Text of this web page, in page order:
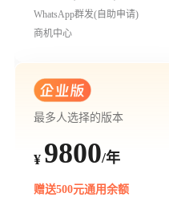
WhatsApp群发(自助申请)
商机中心
最多人选择的版本
¥ 9800/年
赠送500元通用余额